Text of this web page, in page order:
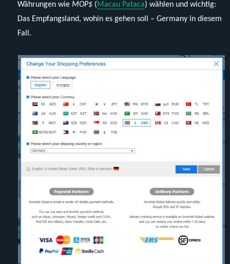
Währungen wie MOP$ (Macau Pataca) wählen und wichtig:
Das Empfangsland, wohin es gehen soll – Germany in diesem
Fall.